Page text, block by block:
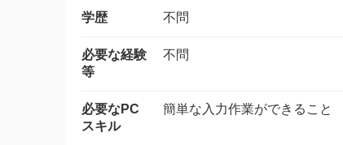
学歴 不問
必要な経験
等
不問
必要なPC
スキル
簡単な入力作業ができること